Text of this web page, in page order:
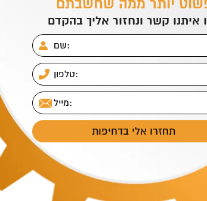
איתנו קשר ונחזור אליך בהקדם